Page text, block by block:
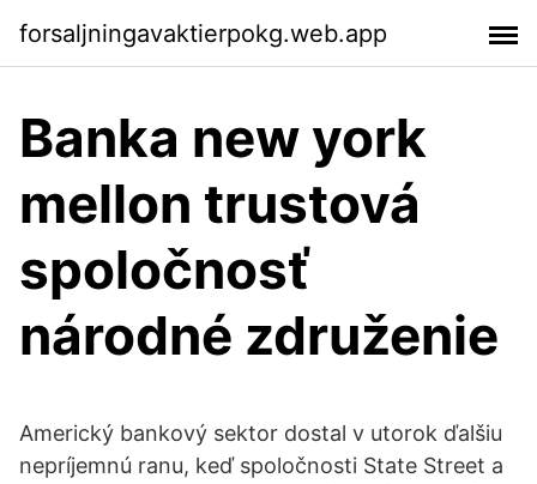
forsaljningavaktierpokg.web.app
Banka new york
mellon trustová
spoločnosť
národné združenie
Americký bankový sektor dostal v utorok ďalšiu
nepríjemnú ranu, keď spoločnosti State Street a